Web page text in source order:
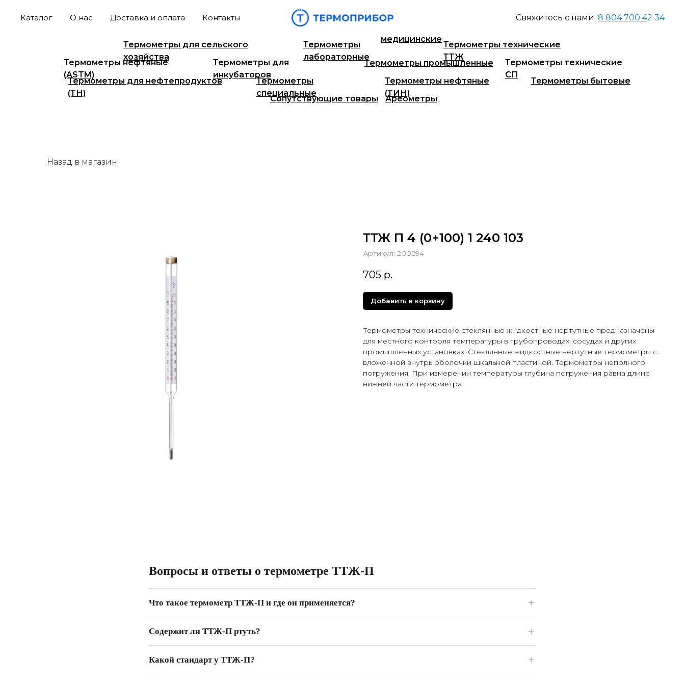
Каталог О нас Доставка и оплата Контакты Свяжитесь с нами: 8 804 700 42 34
Термометры нефтяные
(ТИН)
Термометры
специальные
Термометры для нефтепродуктов
(ТН)
Термометры технические
СП
Термометры промышленные
Термометры для
инкубаторов
Термометры нефтяные
(ASTM)
Термометры технические
ТТЖ
Термометры
лабораторные
Термометры для сельского
хозяйства
медицинские
Ареометры
Сопутствующие товары
Термометры бытовые
Гигрометры СПЕЦЗАЩИТА
Назад в магазин
ТТЖ П 4 (0+100) 1 240 103
Артикул: 200294
705 р.
Добавить в корзину
Термометры технические стеклянные жидкостные нертутные предназначены
для местного контроля температуры в трубопроводах, сосудах и других
промышленных установках. Стеклянные жидкостные нертутные термометры с
вложенной внутрь оболочки шкальной пластиной. Термометры неполного
погружения. При измерении температуры глубина погружения равна длине
нижней части термометра.
Вопросы и ответы о термометре ТТЖ-П
Что такое термометр ТТЖ-П и где он применяется?
Содержит ли ТТЖ-П ртуть?
Какой стандарт у ТТЖ-П?